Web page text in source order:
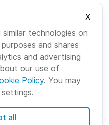
Über uns
Karriere
Brand
X
technologies on
and shares
and advertising
our use of
Policy. You may
all